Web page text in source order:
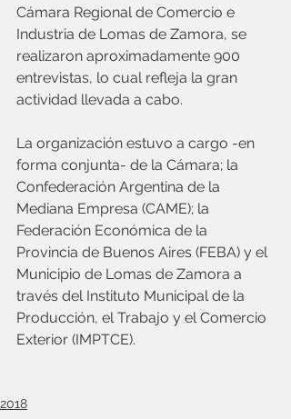
Cámara Regional de Comercio e
Industria de Lomas de Zamora, se
realizaron aproximadamente 900
entrevistas, lo cual refleja la gran
actividad llevada a cabo.
La organización estuvo a cargo -en
forma conjunta- de la Cámara; la
Confederación Argentina de la
Mediana Empresa (CAME); la
Federación Económica de la
Provincia de Buenos Aires (FEBA) y el
Municipio de Lomas de Zamora a
través del Instituto Municipal de la
Producción, el Trabajo y el Comercio
Exterior (IMPTCE).
2018